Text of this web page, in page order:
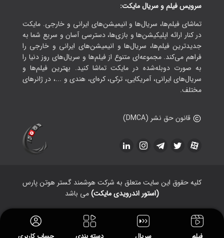
سرویس فیلم و سریال مایکت:
تماشای فیلم‌ها، سریال‌ها و انیمیشن‌های ایرانی و خارجی. مایکت
در کنار ارائه اپلیکیشن‌ها و بازی‌ها، دسترسی آسان و سریع شما به
جدیدترین فیلم‌ها، سریال‌ها و انیمیشن‌های ایرانی و خارجی را
فراهم می‌کند. مجموعه‌ای متنوع از فیلم‌ها و سریال‌های روز دنیا را
به صورت دوبله‌شده در مایکت تماشا کنید. بهترین فیلم‌ها و
سریال‌های ایرانی، آمریکایی، ترکی، کره‌ای، هندی و ...، در ژانرهای
مختلف.
قانون حق نشر (DMCA)
کلیه حقوق این سایت متعلق به شرکت هوشمند گستر هوتن پارس
(استور اندرویدی مایکت)می باشد